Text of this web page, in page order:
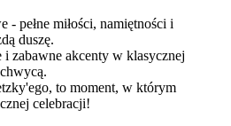
- pełne miłości, namiętności i
duszę.
zabawne akcenty w klasycznej
to moment, w którym
celebracji!